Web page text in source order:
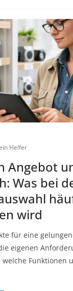
Helfer
Angebot
Was bei
wird
für eine
eigenen
welche Funktionen